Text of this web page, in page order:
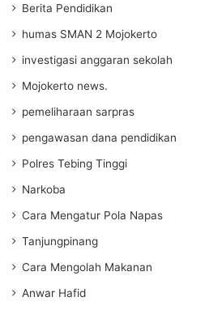
Berita Pendidikan
humas SMAN 2 Mojokerto
investigasi anggaran sekolah
Mojokerto news.
pemeliharaan sarpras
pengawasan dana pendidikan
Polres Tebing Tinggi
Narkoba
Cara Mengatur Pola Napas
Tanjungpinang
Cara Mengolah Makanan
Anwar Hafid